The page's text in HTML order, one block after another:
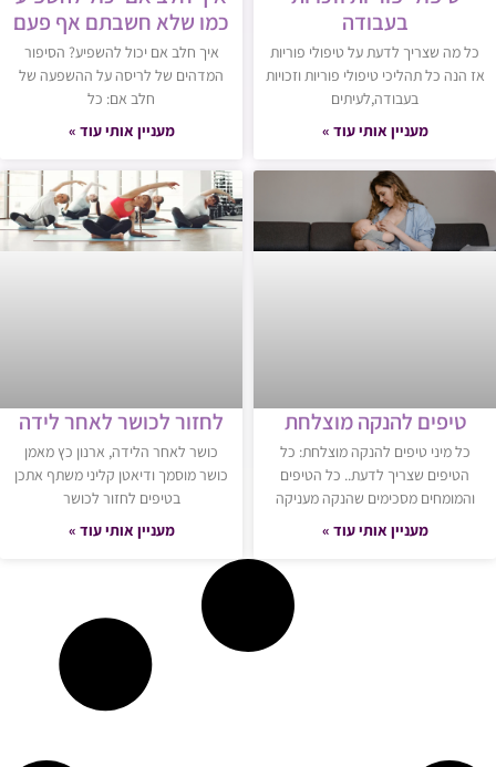
בעבודה
כל מה שצריך לדעת על טיפולי פוריות
אז הנה כל תהליכי טיפולי פוריות וזכויות
בעבודה,לעיתים
מעניין אותי עוד »
כמו שלא חשבתם אף פעם
איך חלב אם יכול להשפיע? הסיפור
המדהים של לריסה על ההשפעה של
חלב אם: כל
מעניין אותי עוד »
טיפים להנקה מוצלחת
כל מיני טיפים להנקה מוצלחת: כל
הטיפים שצריך לדעת.. כל הטיפים
והמומחים מסכימים שהנקה מעניקה
מעניין אותי עוד »
לחזור לכושר לאחר לידה
כושר לאחר הלידה, ארנון כץ מאמן
כושר מוסמך ודיאטן קליני משתף אתכן
בטיפים לחזור לכושר
מעניין אותי עוד »